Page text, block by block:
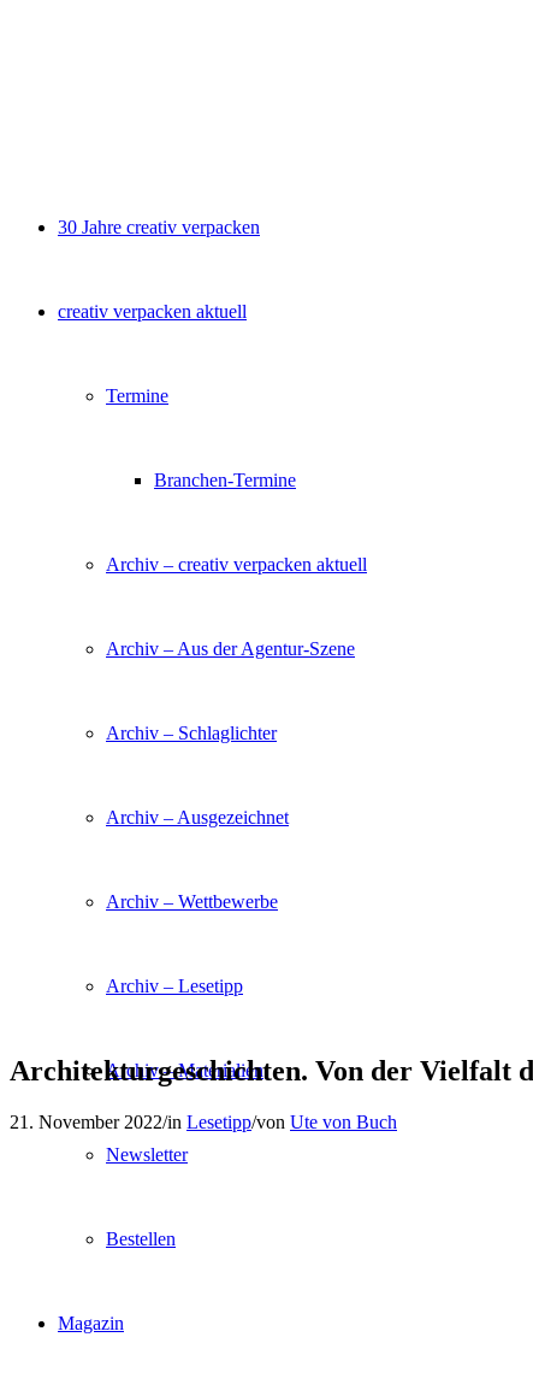
30 Jahre creativ verpacken
creativ verpacken aktuell
Termine
Branchen-Termine
Archiv – creativ verpacken aktuell
Archiv – Aus der Agentur-Szene
Archiv – Schlaglichter
Archiv – Ausgezeichnet
Archiv – Wettbewerbe
Archiv – Lesetipp
Archiv – Materialien
Newsletter
Bestellen
Magazin
Architekturgeschichten. Von der Vielfalt
21. November 2022/in Lesetipp/von Ute von Buch